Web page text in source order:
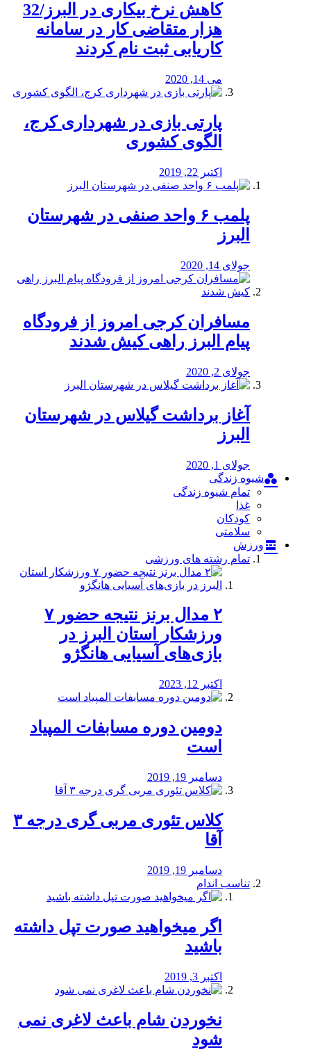
کاهش نرخ بیکاری در البرز/32
هزار متقاضی کار در سامانه
کاریابی ثبت نام کردند
می 14, 2020
پارتی بازی در شهرداری کرج،
الگوی کشوری
اکتبر 22, 2019
پلمب ۶ واحد صنفی در شهرستان
البرز
جولای 14, 2020
مسافران کرجی امروز از فرودگاه
پیام البرز راهی کیش شدند
جولای 2, 2020
آغاز برداشت گیلاس در شهرستان
البرز
جولای 1, 2020
شیوه زندگی
تمام شیوه زندگی
غذا
کودکان
سلامتی
ورزش
تمام رشته های ورزشی
۲ مدال برنز نتیجه حضور ۷
ورزشکار استان البرز در
بازی‌های آسیایی هانگژو
اکتبر 12, 2023
دومین دوره مسابفات المپیاد
است
دسامبر 19, 2019
کلاس تئوری مربی گری درجه ۳
آقا
دسامبر 19, 2019
تناسب اندام
اگر میخواهید صورت تپل داشته
باشید
اکتبر 3, 2019
نخوردن شام باعث لاغری نمی
‌شود